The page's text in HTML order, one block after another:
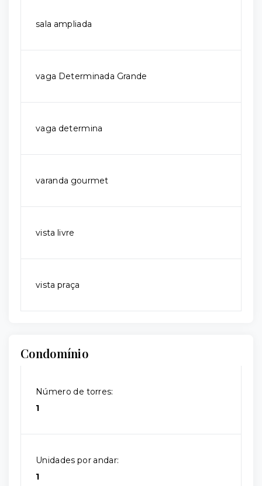
sala ampliada
vaga Determinada Grande
vaga determina
varanda gourmet
vista livre
vista praça
Condomínio
Número de torres:
1
Unidades por andar:
1